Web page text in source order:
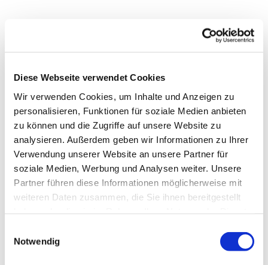
Diese Webseite verwendet Cookies
Wir verwenden Cookies, um Inhalte und Anzeigen zu
personalisieren, Funktionen für soziale Medien anbieten
zu können und die Zugriffe auf unsere Website zu
analysieren. Außerdem geben wir Informationen zu Ihrer
Verwendung unserer Website an unsere Partner für
soziale Medien, Werbung und Analysen weiter. Unsere
Partner führen diese Informationen möglicherweise mit
weiteren Daten zusammen, die Sie ihnen bereitgestellt
Notwendig